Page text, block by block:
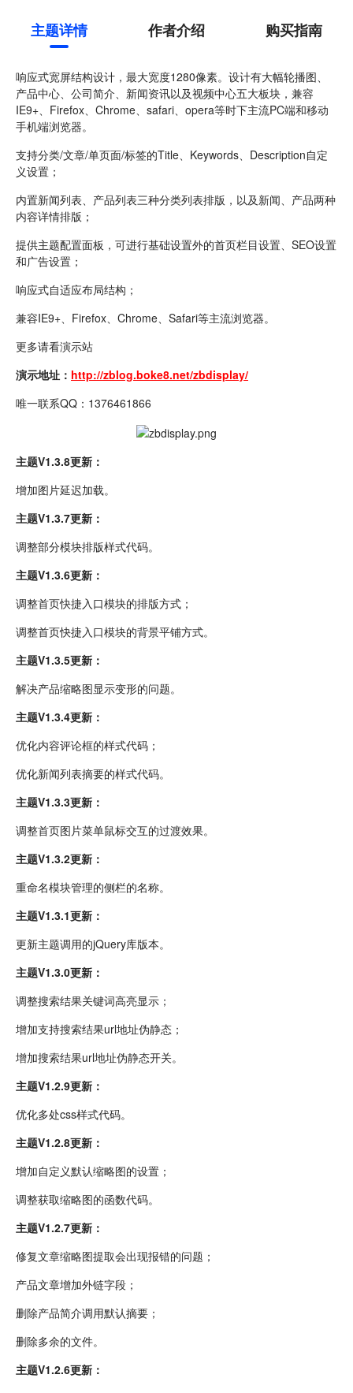
主题详情 作者介绍 购买指南
响应式宽屏结构设计，最大宽度1280像素。设计有大幅轮播图、
产品中心、公司简介、新闻资讯以及视频中心五大板块，兼容
IE9+、Firefox、Chrome、safari、opera等时下主流PC端和移动
手机端浏览器。
支持分类/文章/单页面/标签的Title、Keywords、Description自定
义设置；
内置新闻列表、产品列表三种分类列表排版，以及新闻、产品两种
内容详情排版；
提供主题配置面板，可进行基础设置外的首页栏目设置、SEO设置
和广告设置；
响应式自适应布局结构；
兼容IE9+、Firefox、Chrome、Safari等主流浏览器。
更多请看演示站
演示地址： http://zblog.boke8.net/zbdisplay/
唯一联系QQ：1376461866
主题V1.3.8更新：
增加图片延迟加载。
主题V1.3.7更新：
调整部分模块排版样式代码。
主题V1.3.6更新：
调整首页快捷入口模块的排版方式；
调整首页快捷入口模块的背景平铺方式。
主题V1.3.5更新：
解决产品缩略图显示变形的问题。
主题V1.3.4更新：
优化内容评论框的样式代码；
优化新闻列表摘要的样式代码。
主题V1.3.3更新：
调整首页图片菜单鼠标交互的过渡效果。
主题V1.3.2更新：
重命名模块管理的侧栏的名称。
主题V1.3.1更新：
更新主题调用的jQuery库版本。
主题V1.3.0更新：
调整搜索结果关键词高亮显示；
增加支持搜索结果url地址伪静态；
增加搜索结果url地址伪静态开关。
主题V1.2.9更新：
优化多处css样式代码。
主题V1.2.8更新：
增加自定义默认缩略图的设置；
调整获取缩略图的函数代码。
主题V1.2.7更新：
修复文章缩略图提取会出现报错的问题；
产品文章增加外链字段；
删除产品简介调用默认摘要；
删除多余的文件。
主题V1.2.6更新：